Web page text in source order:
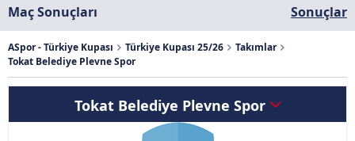
Maç Sonuçları Sonuçlar
ASpor - Türkiye Kupası Türkiye Kupası 25/26
Takımlar
Tokat Belediye Plevne Spor
Tokat Belediye Plevne Spor